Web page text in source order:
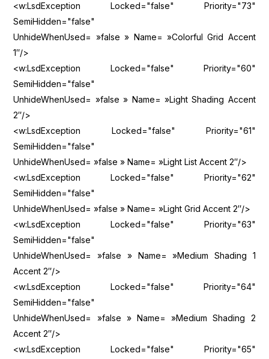
<w:LsdException Locked="false" Priority="73"
SemiHidden="false"
UnhideWhenUsed= »false » Name= »Colorful Grid Accent
1″/>
<w:LsdException Locked="false" Priority="60"
SemiHidden="false"
UnhideWhenUsed= »false » Name= »Light Shading Accent
2″/>
<w:LsdException Locked="false" Priority="61"
SemiHidden="false"
UnhideWhenUsed= »false » Name= »Light List Accent 2″/>
<w:LsdException Locked="false" Priority="62"
SemiHidden="false"
UnhideWhenUsed= »false » Name= »Light Grid Accent 2″/>
<w:LsdException Locked="false" Priority="63"
SemiHidden="false"
UnhideWhenUsed= »false » Name= »Medium Shading 1
Accent 2″/>
<w:LsdException Locked="false" Priority="64"
SemiHidden="false"
UnhideWhenUsed= »false » Name= »Medium Shading 2
Accent 2″/>
<w:LsdException Locked="false" Priority="65"